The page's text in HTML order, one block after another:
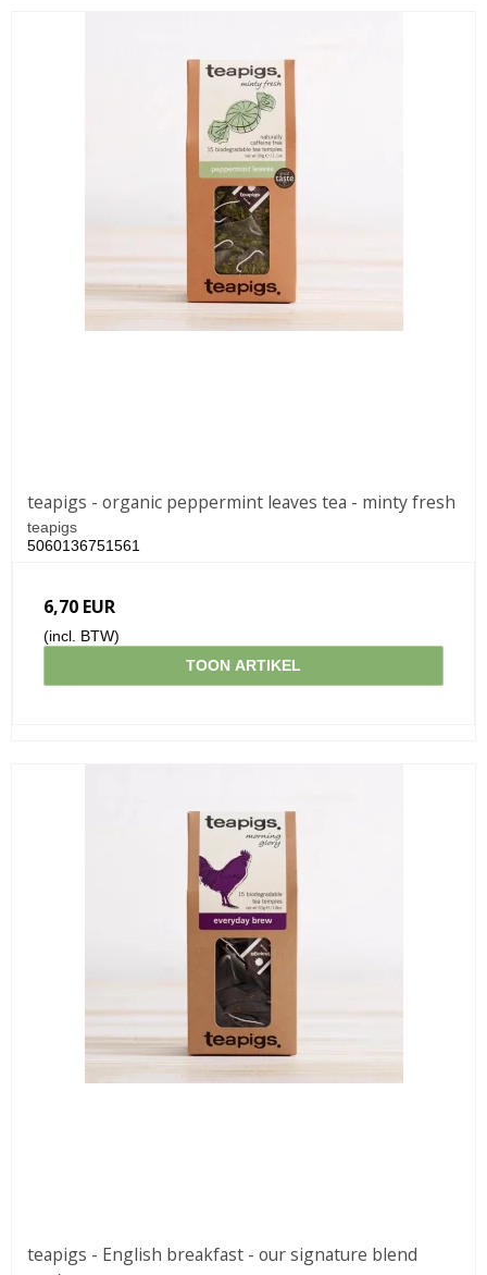
teapigs - organic peppermint leaves tea - minty fresh
teapigs
5060136751561
6,70 EUR
(incl. BTW)
TOON ARTIKEL
teapigs - English breakfast - our signature blend